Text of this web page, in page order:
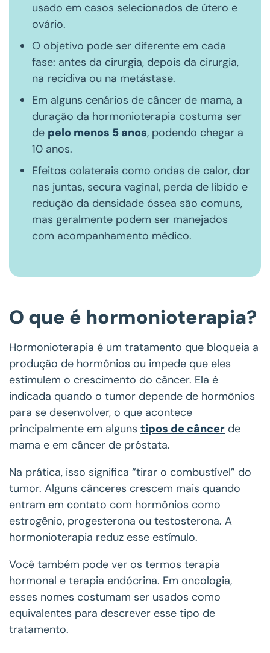
usado em casos selecionados de útero e
ovário.
O objetivo pode ser diferente em cada
fase: antes da cirurgia, depois da cirurgia,
na recidiva ou na metástase.
Em alguns cenários de câncer de mama, a
duração da hormonioterapia costuma ser
de pelo menos 5 anos, podendo chegar a
10 anos.
Efeitos colaterais como ondas de calor, dor
nas juntas, secura vaginal, perda de libido e
redução da densidade óssea são comuns,
mas geralmente podem ser manejados
com acompanhamento médico.
O que é hormonioterapia?
Hormonioterapia é um tratamento que bloqueia a
produção de hormônios ou impede que eles
estimulem o crescimento do câncer. Ela é
indicada quando o tumor depende de hormônios
para se desenvolver, o que acontece
principalmente em alguns tipos de câncer de
mama e em câncer de próstata.
Na prática, isso significa “tirar o combustível” do
tumor. Alguns cânceres crescem mais quando
entram em contato com hormônios como
estrogênio, progesterona ou testosterona. A
hormonioterapia reduz esse estímulo.
Você também pode ver os termos terapia
hormonal e terapia endócrina. Em oncologia,
esses nomes costumam ser usados como
equivalentes para descrever esse tipo de
tratamento.